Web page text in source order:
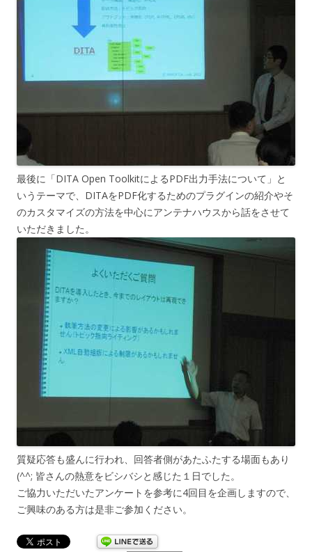
最後に「DITA Open ToolkitによるPDF出力手法について」と
いうテーマで、DITAをPDF化するためのプラグインの紹介やそ
のカスタマイズの方法を中心にアンテナハウスから話をさせて
いただきました。
質疑応答も盛んに行われ、回答者側があたふたする場面もあり
(^^; 皆さんの熱意をビシバシと感じた１日でした。
ご協力いただいたアンケートを参考に4回目を企画しますので、
ご興味のある方は是非ご参加ください。